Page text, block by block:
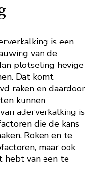
is een
van de
plotseling hevige
Dat komt
raken en daardoor
kunnen
aderverkalking is
die de kans
Roken en te
maar ook
hebt van een te